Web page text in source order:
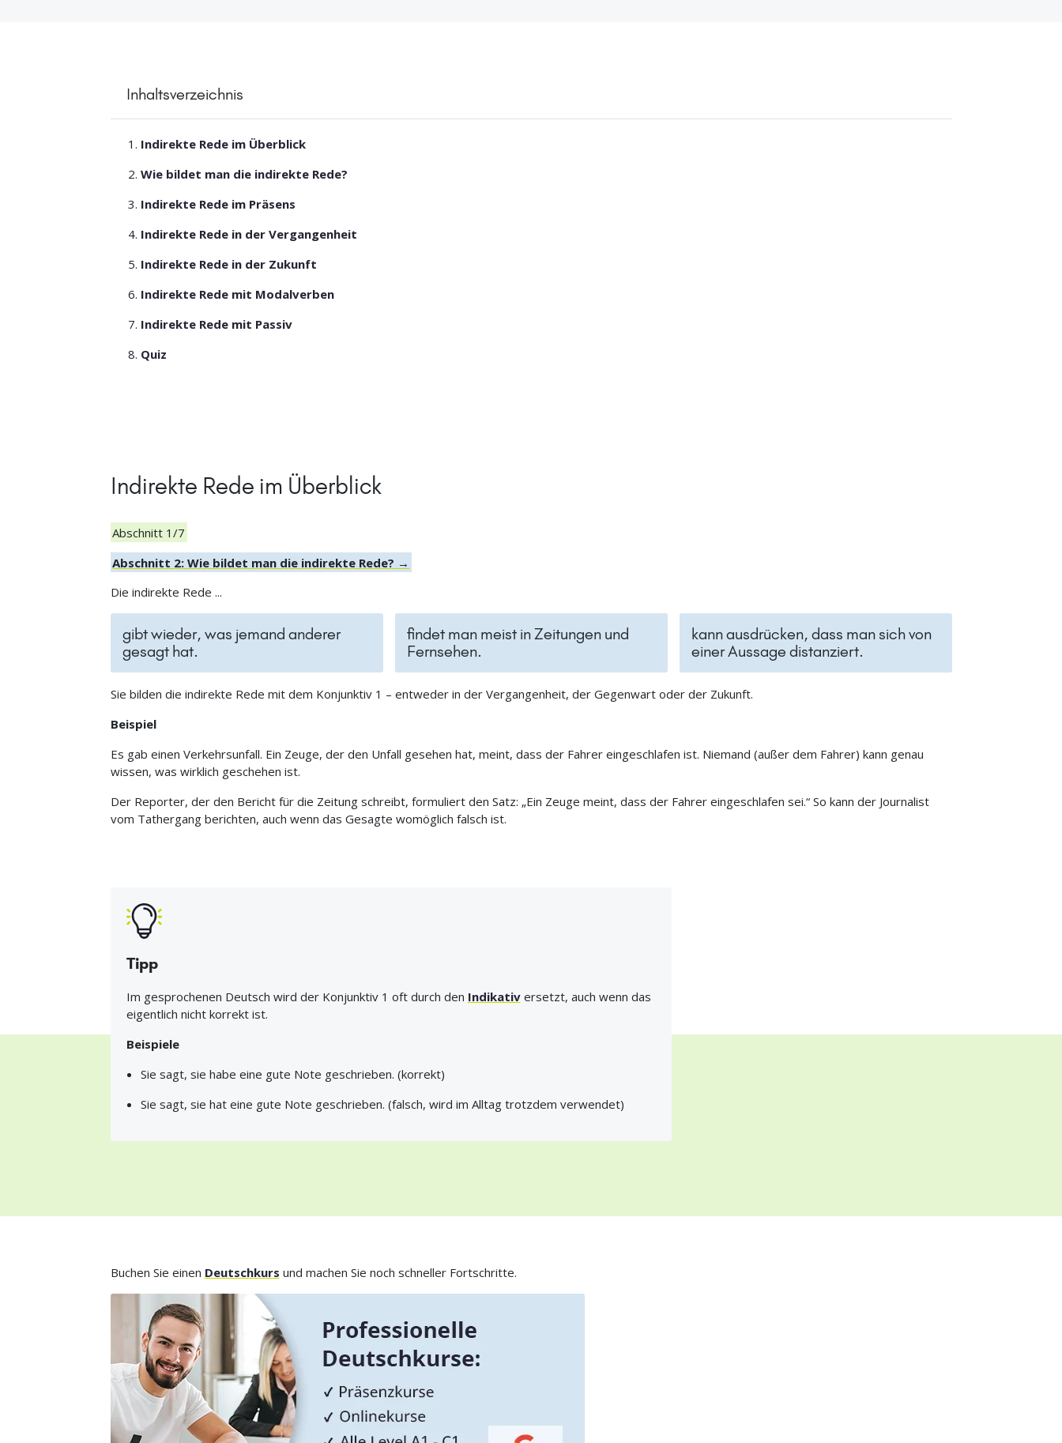
Inhaltsverzeichnis
Indirekte Rede im Überblick
Wie bildet man die indirekte Rede?
Indirekte Rede im Präsens
Indirekte Rede in der Vergangenheit
Indirekte Rede in der Zukunft
Indirekte Rede mit Modalverben
Indirekte Rede mit Passiv
Quiz
Indirekte Rede im Überblick
Abschnitt 1/7
Abschnitt 2: Wie bildet man die indirekte Rede? →
Die indirekte Rede ...
gibt wieder, was jemand anderer
gesagt hat.
findet man meist in Zeitungen und
Fernsehen.
kann ausdrücken, dass man sich von
einer Aussage distanziert.
Sie bilden die indirekte Rede mit dem Konjunktiv 1 – entweder in der Vergangenheit, der Gegenwart oder der Zukunft.
Beispiel
Es gab einen Verkehrsunfall. Ein Zeuge, der den Unfall gesehen hat, meint, dass der Fahrer eingeschlafen ist. Niemand (außer dem Fahrer) kann genau
wissen, was wirklich geschehen ist.
Der Reporter, der den Bericht für die Zeitung schreibt, formuliert den Satz: „Ein Zeuge meint, dass der Fahrer eingeschlafen sei.“ So kann der Journalist
vom Tathergang berichten, auch wenn das Gesagte womöglich falsch ist.
Tipp
Im gesprochenen Deutsch wird der Konjunktiv 1 oft durch den Indikativersetzt, auch wenn das
eigentlich nicht korrekt ist.
Beispiele
Sie sagt, sie habe eine gute Note geschrieben. (korrekt)
Sie sagt, sie hat eine gute Note geschrieben. (falsch, wird im Alltag trotzdem verwendet)
Buchen Sie einen Deutschkurs und machen Sie noch schneller Fortschritte.